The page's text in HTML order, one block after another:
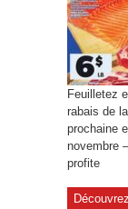
Feuilletez
rabais de
prochaine
novembre
profite